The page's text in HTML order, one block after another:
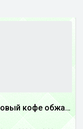
Крафтовый кофе обжареный купаж арабики 5...